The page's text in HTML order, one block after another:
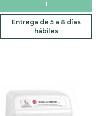
1
Entrega de 5 a 8 días
hábiles